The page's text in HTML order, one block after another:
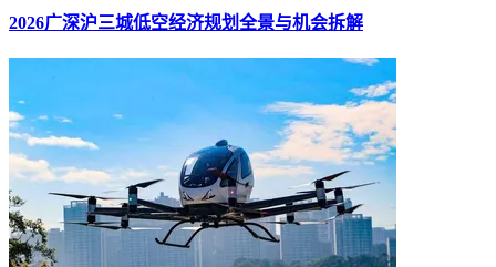
2026广深沪三城低空经济规划全景与机会拆解